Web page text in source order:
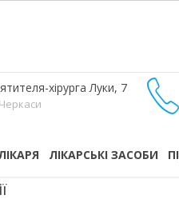
хірурга Луки, 7
ЛІКАРСЬКІ ЗАСОБИ